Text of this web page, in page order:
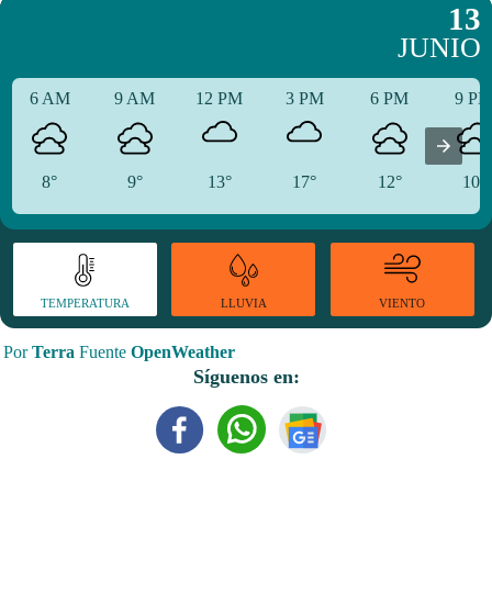
13
JUNIO
6 AM
8°
9 AM
9°
12 PM
13°
3 PM
17°
6 PM
12°
9
10°
TEMPERATURA LLUVIA VIENTO
PorTerra Fuente OpenWeather
Síguenos en: